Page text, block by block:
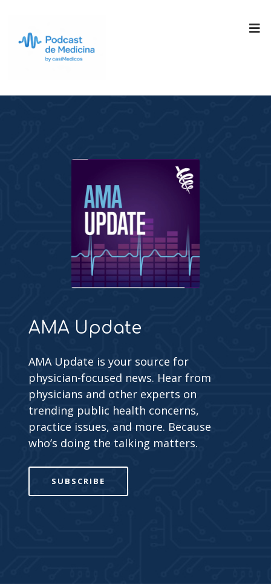
AMA Update
AMA Update is your source for
physician-focused news. Hear from
physicians and other experts on
trending public health concerns,
practice issues, and more. Because
who’s doing the talking matters.
SUBSCRIBE